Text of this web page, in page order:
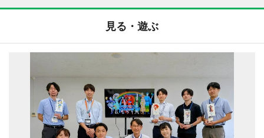
見る・遊ぶ